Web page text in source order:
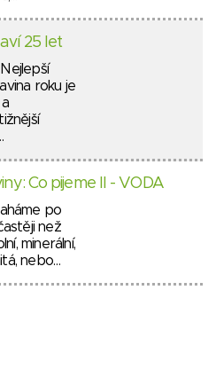
25 let
roku je
Co pijeme II - VODA
po
než
minerální,
nebo…